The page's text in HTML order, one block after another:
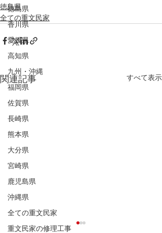
徳島県
香川県
愛媛県
高知県
九州・沖縄
福岡県
佐賀県
長崎県
熊本県
大分県
宮崎県
鹿児島県
沖縄県
全ての重文民家
重文民家の修理工事
徳島県
全ての重文民家
関連記事 すべて表示